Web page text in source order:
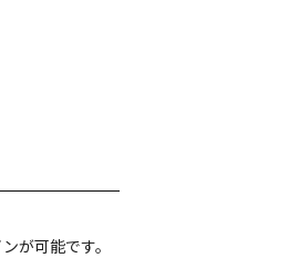
が可能です。